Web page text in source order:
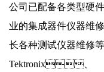
公司已配备各类型硬
业的集成器件仪器维修
长各种测试仪器维修等
Tektronix、